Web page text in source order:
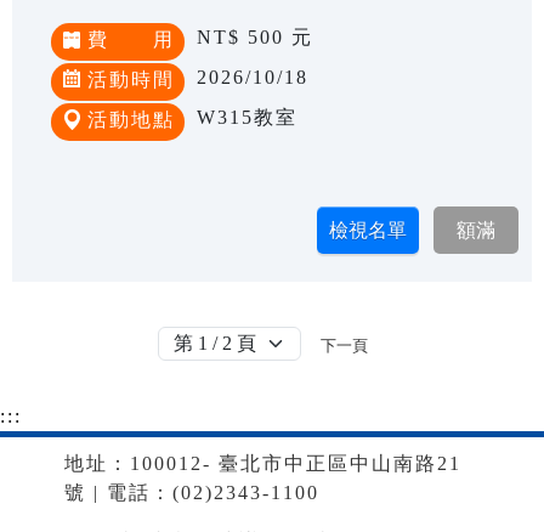
費 用 NT$ 500 元
活動時間 2026/10/18
活動地點 W315教室
下一頁
:::
地址：100012- 臺北市中正區中山南路21
號 | 電話：(02)2343-1100